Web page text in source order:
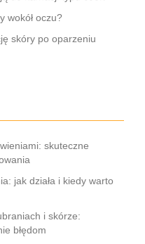
wokół oczu?
skóry po oparzeniu
skuteczne
jak działa i kiedy warto
i skórze:
błędom